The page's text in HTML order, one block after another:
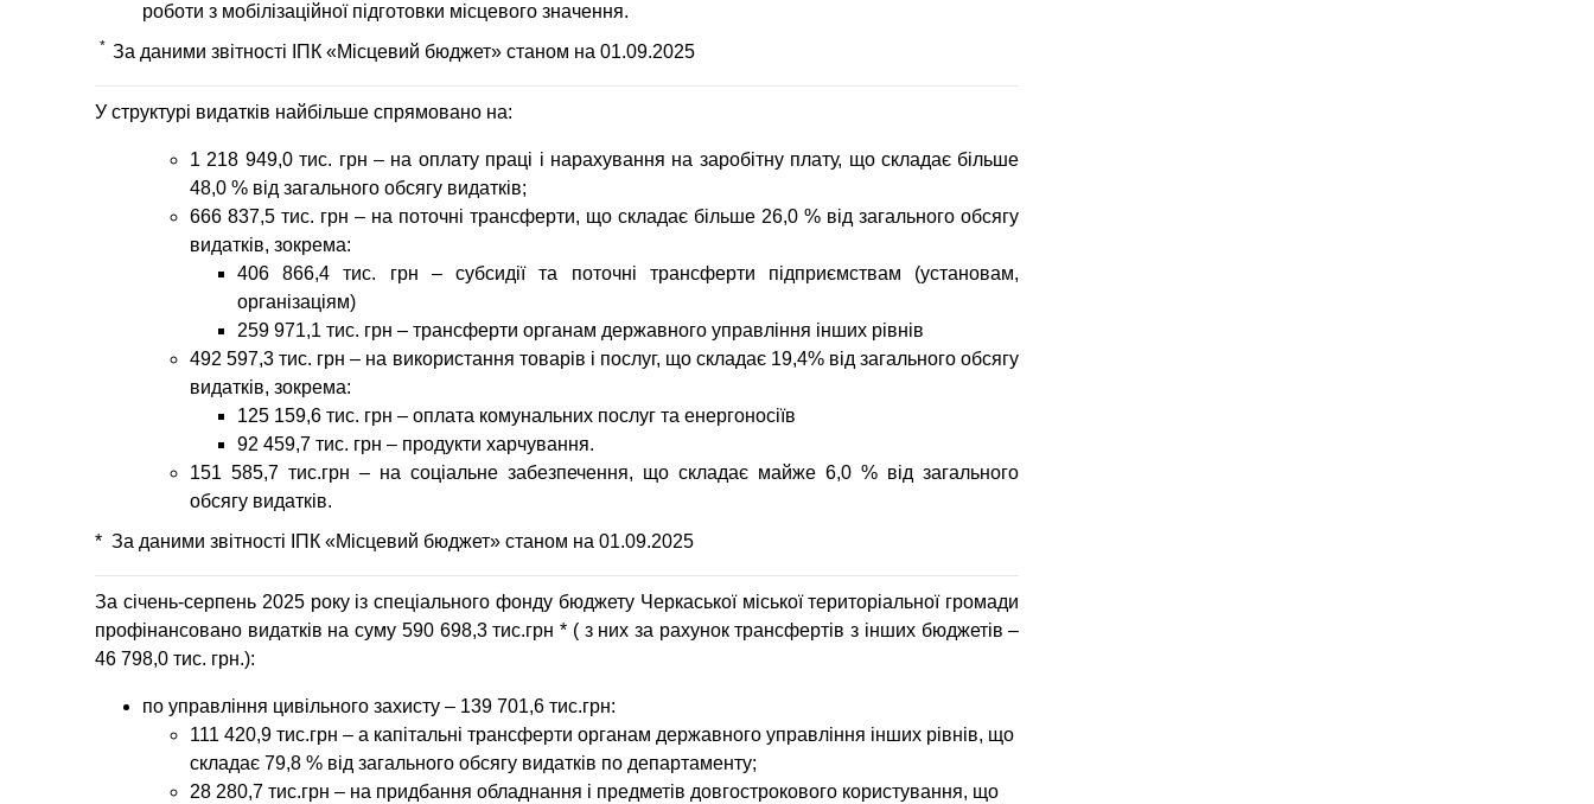
роботи з мобілізаційної підготовки місцевого значення.
* За даними звітності ІПК «Місцевий бюджет» станом на 01.09.2025
У структурі видатків найбільше спрямовано на:
1 218 949,0тис. грн – на оплату праці і нарахування на заробітну плату, що складає більше
48,0 % від загального обсягу видатків;
666 837,5 тис. грн – на поточні трансферти, що складає більше 26,0 % від загального обсягу
видатків, зокрема:
406 866,4 тис. грн – субсидії та поточні трансферти підприємствам (установам,
організаціям)
259 971,1 тис. грн – трансферти органам державного управління інших рівнів
492 597,3 тис. грн – на використання товарів і послуг, що складає 19,4% від загального обсягу
видатків, зокрема:
125 159,6 тис. грн – оплата комунальних послуг та енергоносіїв
92 459,7 тис. грн – продукти харчування.
151 585,7 тис.грн – на соціальне забезпечення, що складає майже 6,0 % від загального
обсягу видатків.
* За даними звітності ІПК «Місцевий бюджет» станом на 01.09.2025
За січень-серпень 2025 року із спеціального фонду бюджету Черкаської міської територіальної громади
профінансовано видатків на суму 590 698,3тис.грн * ( з них за рахунок трансфертів з інших бюджетів –
46 798,0 тис. грн.):
по управління цивільного захисту – 139 701,6 тис.грн:
111 420,9 тис.грн – а капітальні трансферти органам державного управління інших рівнів, що
складає 79,8 % від загального обсягу видатків по департаменту;
28 280,7 тис.грн – на придбання обладнання і предметів довгострокового користування, що